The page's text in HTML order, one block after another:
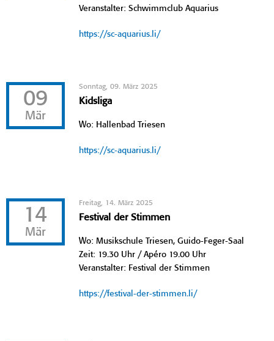
Veranstalter: Schwimmclub Aquarius
https://sc-aquarius.li/
09
Mär
Sonntag, 09. März 2025
Kidsliga
Wo: Hallenbad Triesen
https://sc-aquarius.li/
14
Mär
Freitag, 14. März 2025
Festival der Stimmen
Wo: Musikschule Triesen, Guido-Feger-Saal
Zeit: 19.30 Uhr / Apéro 19.00 Uhr
Veranstalter: Festival der Stimmen
https://festival-der-stimmen.li/